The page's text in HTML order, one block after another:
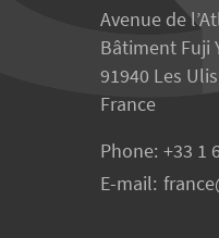
Avenue de
Bâtiment Fuji
91940 Les Ulis
France
Phone: +33 1
E-mail: france